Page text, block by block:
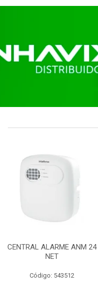
CENTRAL ALARME ANM 24
NET
Código: 543512